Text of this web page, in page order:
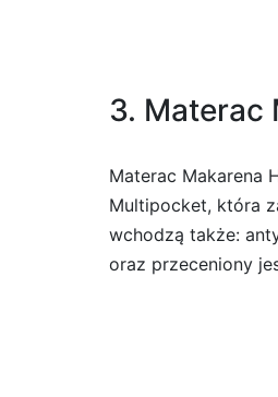
3. Materac
Materac Makarena
Multipocket, która
wchodzą także:
oraz przeceniony